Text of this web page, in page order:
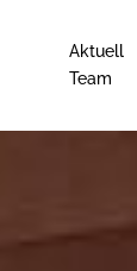
Aktuell
Team